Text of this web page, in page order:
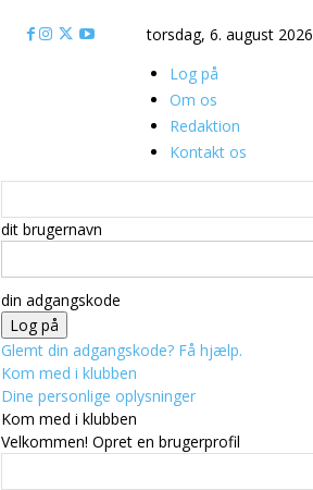
torsdag, 6. august 2026
Log på
Om os
Redaktion
Kontakt os
dit brugernavn
din adgangskode
Glemt din adgangskode? Få hjælp.
Kom med i klubben
Dine personlige oplysninger
Kom med i klubben
Velkommen! Opret en brugerprofil